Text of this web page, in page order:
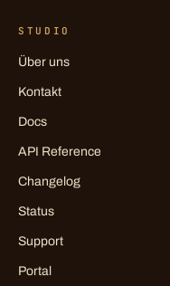
STUDIO
Über uns
Kontakt
Docs
API Reference
Changelog
Status
Support
Portal